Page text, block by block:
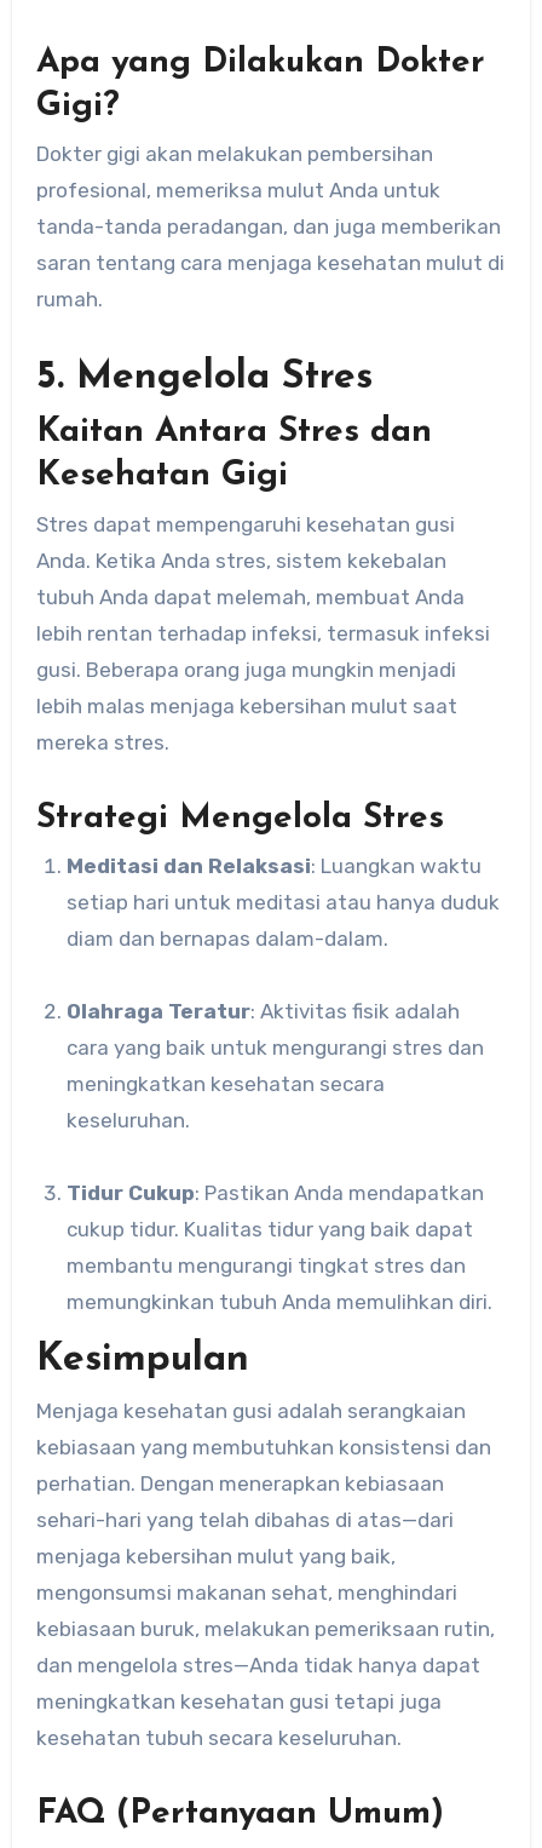
Apa yang Dilakukan Dokter
Gigi?
Dokter gigi akan melakukan pembersihan
profesional, memeriksa mulut Anda untuk
tanda-tanda peradangan, dan juga memberikan
saran tentang cara menjaga kesehatan mulut di
rumah.
5. Mengelola Stres
Kaitan Antara Stres dan
Kesehatan Gigi
Stres dapat mempengaruhi kesehatan gusi
Anda. Ketika Anda stres, sistem kekebalan
tubuh Anda dapat melemah, membuat Anda
lebih rentan terhadap infeksi, termasuk infeksi
gusi. Beberapa orang juga mungkin menjadi
lebih malas menjaga kebersihan mulut saat
mereka stres.
Strategi Mengelola Stres
Meditasi dan Relaksasi: Luangkan waktu
setiap hari untuk meditasi atau hanya duduk
diam dan bernapas dalam-dalam.
Olahraga Teratur: Aktivitas fisik adalah
cara yang baik untuk mengurangi stres dan
meningkatkan kesehatan secara
keseluruhan.
Tidur Cukup: Pastikan Anda mendapatkan
cukup tidur. Kualitas tidur yang baik dapat
membantu mengurangi tingkat stres dan
memungkinkan tubuh Anda memulihkan diri.
Kesimpulan
Menjaga kesehatan gusi adalah serangkaian
kebiasaan yang membutuhkan konsistensi dan
perhatian. Dengan menerapkan kebiasaan
sehari-hari yang telah dibahas di atas—dari
menjaga kebersihan mulut yang baik,
mengonsumsi makanan sehat, menghindari
kebiasaan buruk, melakukan pemeriksaan rutin,
dan mengelola stres—Anda tidak hanya dapat
meningkatkan kesehatan gusi tetapi juga
kesehatan tubuh secara keseluruhan.
FAQ (Pertanyaan Umum)